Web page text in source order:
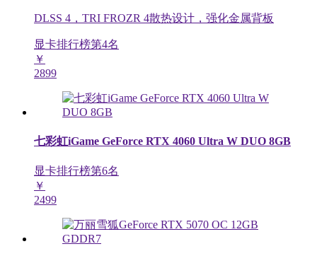
DLSS 4，TRI FROZR 4散热设计，强化金属背板
显卡排行榜第4名
￥
2899
七彩虹iGame GeForce RTX 4060 Ultra W DUO 8GB
显卡排行榜第6名
￥
2499